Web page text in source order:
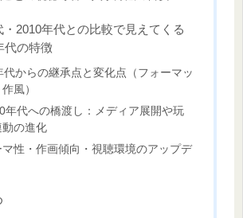
・2010年代との比較で見えてくる
代の特徴
代からの継承点と変化点（フォーマッ
作風）
年代への橋渡し：メディア展開や玩
動の進化
マ性・作画傾向・視聴環境のアップデ